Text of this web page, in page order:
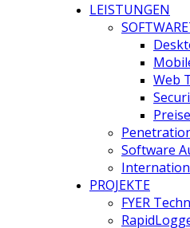
LEISTUNGEN
Web
Preise
Software
PROJEKTE
FYER